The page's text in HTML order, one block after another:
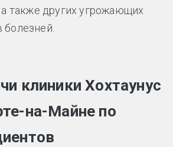
а также других угрожающих
болезней.
клиники Хохтаунус
на-Майне по